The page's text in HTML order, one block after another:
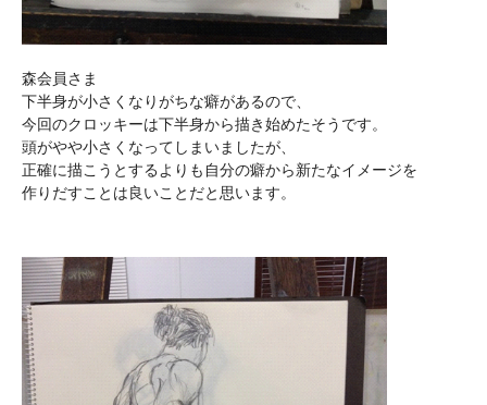
森会員さま
下半身が小さくなりがちな癖があるので、
今回のクロッキーは下半身から描き始めたそうです。
頭がやや小さくなってしまいましたが、
正確に描こうとするよりも自分の癖から新たなイメージを
作りだすことは良いことだと思います。